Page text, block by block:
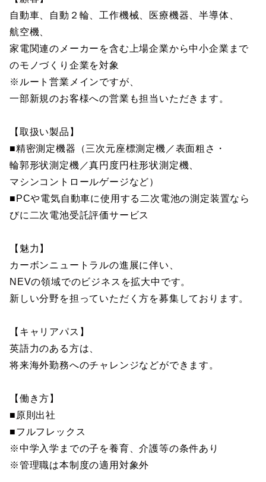
自動車、自動２輪、工作機械、医療機器、半導体、
航空機、
家電関連のメーカーを含む上場企業から中小企業まで
のモノづくり企業を対象
※ルート営業メインですが、
一部新規のお客様への営業も担当いただきます。
【取扱い製品】
■精密測定機器（三次元座標測定機／表面粗さ・
輪郭形状測定機／真円度円柱形状測定機、
マシンコントロールゲージなど）
■PCや電気自動車に使用する二次電池の測定装置なら
びに二次電池受託評価サービス
【魅力】
カーボンニュートラルの進展に伴い、
NEVの領域でのビジネスを拡大中です。
新しい分野を担っていただく方を募集しております。
【キャリアパス】
英語力のある方は、
将来海外勤務へのチャレンジなどができます。
【働き方】
■原則出社
■フルフレックス
※中学入学までの子を養育、介護等の条件あり
※管理職は本制度の適用対象外